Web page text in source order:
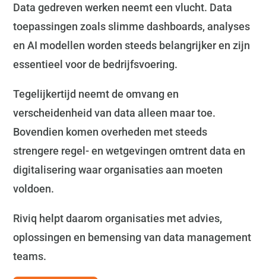
Data gedreven werken neemt een vlucht. Data
toepassingen zoals slimme dashboards, analyses
en AI modellen worden steeds belangrijker en zijn
essentieel voor de bedrijfsvoering.
Tegelijkertijd neemt de omvang en
verscheidenheid van data alleen maar toe.
Bovendien komen overheden met steeds
strengere regel- en wetgevingen omtrent data en
digitalisering waar organisaties aan moeten
voldoen.
Riviq helpt daarom organisaties met advies,
oplossingen en bemensing van data management
teams.